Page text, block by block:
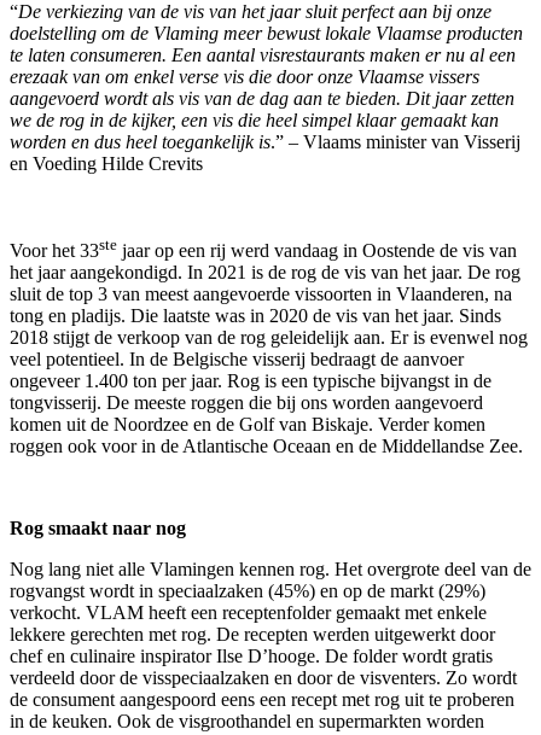
“De verkiezing van de vis van het jaar sluit perfect aan bij onze
doelstelling om de Vlaming meer bewust lokale Vlaamse producten
te laten consumeren. Een aantal visrestaurants maken er nu al een
erezaak van om enkel verse vis die door onze Vlaamse vissers
aangevoerd wordt als vis van de dag aan te bieden. Dit jaar zetten
we de rog in de kijker, een vis die heel simpel klaar gemaakt kan
worden en dus heel toegankelijk is.” – Vlaams minister van Visserij
en Voeding Hilde Crevits
Voor het 33ste jaar op een rij werd vandaag in Oostende de vis van
het jaar aangekondigd. In 2021 is de rog de vis van het jaar. De rog
sluit de top 3 van meest aangevoerde vissoorten in Vlaanderen, na
tong en pladijs. Die laatste was in 2020 de vis van het jaar. Sinds
2018 stijgt de verkoop van de rog geleidelijk aan. Er is evenwel nog
veel potentieel. In de Belgische visserij bedraagt de aanvoer
ongeveer 1.400 ton per jaar. Rog is een typische bijvangst in de
tongvisserij. De meeste roggen die bij ons worden aangevoerd
komen uit de Noordzee en de Golf van Biskaje. Verder komen
roggen ook voor in de Atlantische Oceaan en de Middellandse Zee.
Rog smaakt naar nog
Nog lang niet alle Vlamingen kennen rog. Het overgrote deel van de
rogvangst wordt in speciaalzaken (45%) en op de markt (29%)
verkocht. VLAM heeft een receptenfolder gemaakt met enkele
lekkere gerechten met rog. De recepten werden uitgewerkt door
chef en culinaire inspirator Ilse D’hooge. De folder wordt gratis
verdeeld door de visspeciaalzaken en door de visventers. Zo wordt
de consument aangespoord eens een recept met rog uit te proberen
in de keuken. Ook de visgroothandel en supermarkten worden